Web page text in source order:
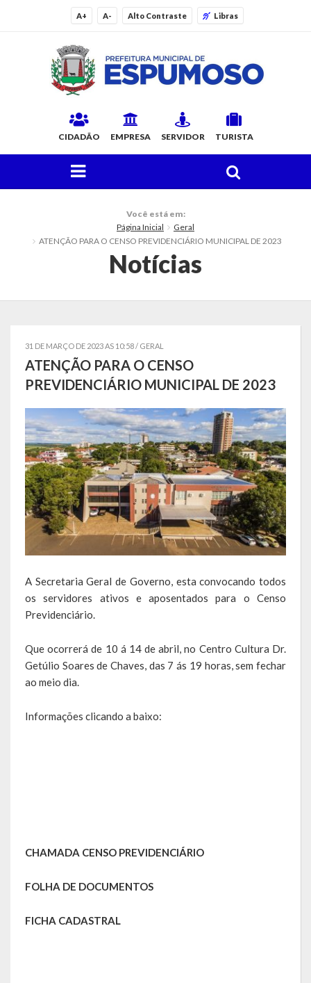
A+ A- Alto Contraste Libras
CIDADÃO EMPRESA SERVIDOR TURISTA
Histórico
Governo
Conselhos Municipais
Gabinete do Prefeito Municipal
Procuradoria e Assessoria Jurídica
Coordenadoria do Sistema de Controle Interno
Acompanhamento de Ações e Obras
Fazenda
Assistência Social e Habitação
Coordenação e Planejamento
Educação, Cultura e Turismo
Você está em:
Página Inicial
Geral
ATENÇÃO PARA O CENSO PREVIDENCIÁRIO MUNICIPAL DE 2023
Notícias
31 DE MARÇO DE 2023 AS 10:58 / GERAL
ATENÇÃO PARA O CENSO
PREVIDENCIÁRIO MUNICIPAL DE 2023
A Secretaria Geral de Governo, esta convocando todos
os servidores ativos e aposentados para o Censo
Previdenciário.
Que ocorrerá de 10 á 14 de abril, no Centro Cultura Dr.
Getúlio Soares de Chaves, das 7 ás 19 horas, sem fechar
ao meio dia.
Informações clicando a baixo:
CHAMADA CENSO PREVIDENCIÁRIO
FOLHA DE DOCUMENTOS
FICHA CADASTRAL